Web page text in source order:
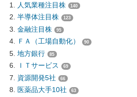
人気業種注目株 140
半導体注目株 123
金融注目株 95
ＦＡ（工場自動化） 90
地方銀行 85
ＩＴサービス 69
資源開発5社 66
医薬品大手10社 63